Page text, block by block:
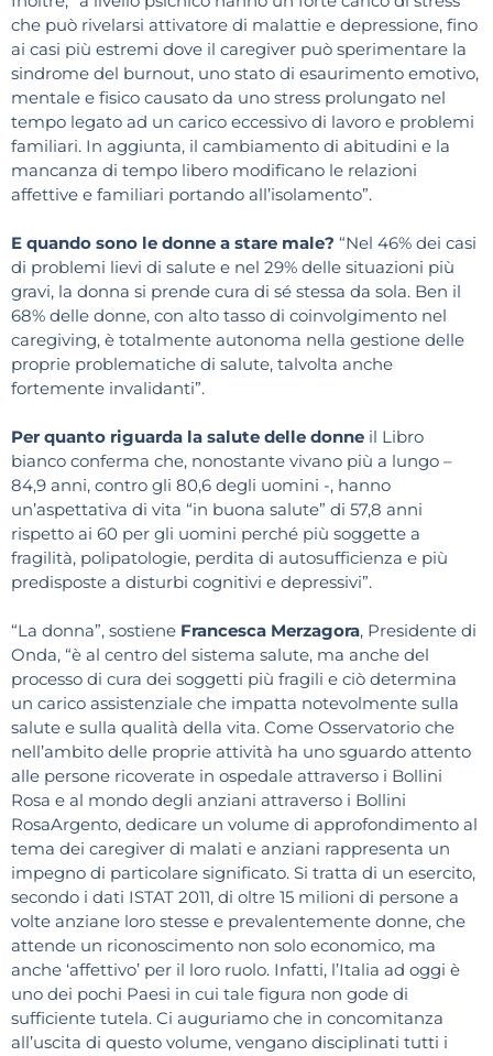
che può rivelarsi attivatore di malattie e depressione, fino
ai casi più estremi dove il caregiver può sperimentare la
sindrome del burnout, uno stato di esaurimento emotivo,
mentale e fisico causato da uno stress prolungato nel
tempo legato ad un carico eccessivo di lavoro e problemi
familiari. In aggiunta, il cambiamento di abitudini e la
mancanza di tempo libero modificano le relazioni
affettive e familiari portando all’isolamento”.
E quando sono le donne a stare male? “Nel 46% dei casi
di problemi lievi di salute e nel 29% delle situazioni più
gravi, la donna si prende cura di sé stessa da sola. Ben il
68% delle donne, con alto tasso di coinvolgimento nel
caregiving, è totalmente autonoma nella gestione delle
proprie problematiche di salute, talvolta anche
fortemente invalidanti”.
Per quanto riguarda la salute delle donne il Libro
bianco conferma che, nonostante vivano più a lungo –
84,9 anni, contro gli 80,6 degli uomini -, hanno
un’aspettativa di vita “in buona salute” di 57,8 anni
rispetto ai 60 per gli uomini perché più soggette a
fragilità, polipatologie, perdita di autosufficienza e più
predisposte a disturbi cognitivi e depressivi”.
“La donna”, sostiene Francesca Merzagora, Presidente di
Onda, “è al centro del sistema salute, ma anche del
processo di cura dei soggetti più fragili e ciò determina
un carico assistenziale che impatta notevolmente sulla
salute e sulla qualità della vita. Come Osservatorio che
nell’ambito delle proprie attività ha uno sguardo attento
alle persone ricoverate in ospedale attraverso i Bollini
Rosa e al mondo degli anziani attraverso i Bollini
RosaArgento, dedicare un volume di approfondimento al
tema dei caregiver di malati e anziani rappresenta un
impegno di particolare significato. Si tratta di un esercito,
secondo i dati ISTAT 2011, di oltre 15 milioni di persone a
volte anziane loro stesse e prevalentemente donne, che
attende un riconoscimento non solo economico, ma
anche ‘affettivo’ per il loro ruolo. Infatti, l’Italia ad oggi è
uno dei pochi Paesi in cui tale figura non gode di
sufficiente tutela. Ci auguriamo che in concomitanza
all’uscita di questo volume, vengano disciplinati tutti i